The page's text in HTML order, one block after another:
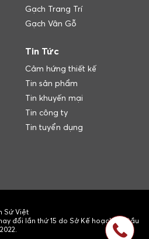
Gạch Trang Trí
Gạch Vân Gỗ
Tin Tức
Cảm hứng thiết kế
Tin sản phẩm
Tin khuyến mại
Tin công ty
Tin tuyển dụng
Sứ Việt
đổi lần thứ 15 do Sở Kế hoạch và Đầu